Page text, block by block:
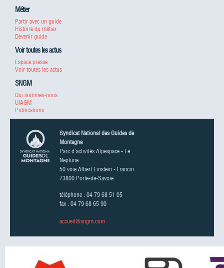
Métier
Partir avec un guide
Histoire du métier
Devenir guide
Voir toutes les actus
Espace presse
Voir toutes les actus
SNGM
Qui sommes-nous
UIAGM
Publications
Syndicat National des Guides de
Montagne
Parc d'activités Alpespace - Le
Neptune
50 voie Albert Einstein - Francin
73800 Porte-de-Savoie
téléphone : 04 79 68 51 05
fax : 04 79 68 65 90
accueil@sngm.com